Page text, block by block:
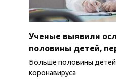
Ученые выявили
половины детей,
Больше половины
коронавируса